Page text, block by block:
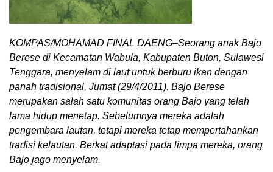
KOMPAS/MOHAMAD FINAL DAENG–Seorang anak Bajo
Berese di Kecamatan Wabula, Kabupaten Buton, Sulawesi
Tenggara, menyelam di laut untuk berburu ikan dengan
panah tradisional, Jumat (29/4/2011). Bajo Berese
merupakan salah satu komunitas orang Bajo yang telah
lama hidup menetap. Sebelumnya mereka adalah
pengembara lautan, tetapi mereka tetap mempertahankan
tradisi kelautan. Berkat adaptasi pada limpa mereka, orang
Bajo jago menyelam.